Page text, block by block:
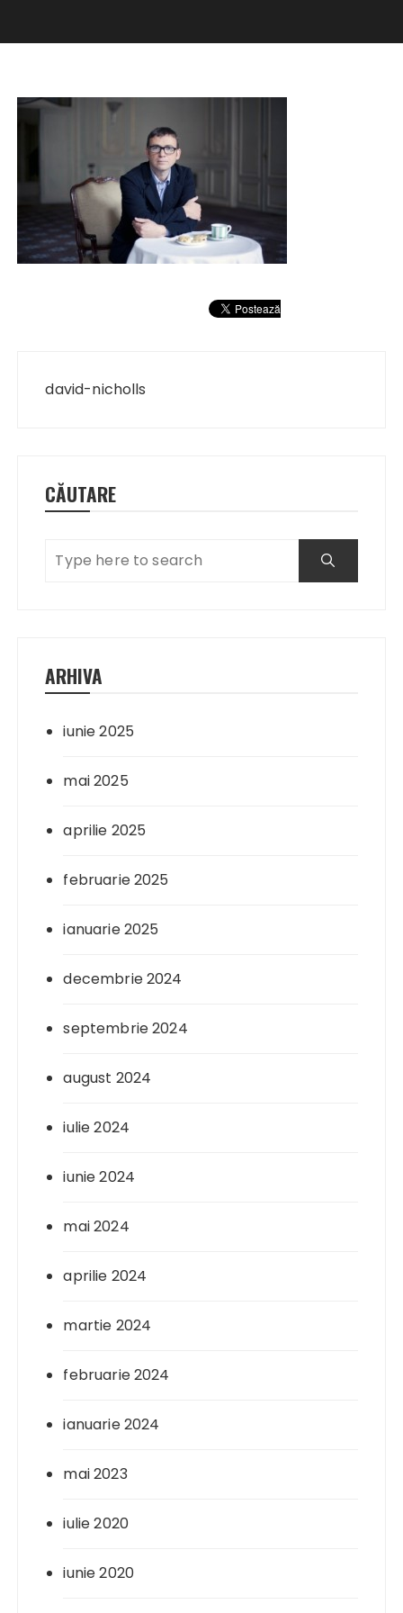
david-nicholls
CĂUTARE
ARHIVA
iunie 2025
mai 2025
aprilie 2025
februarie 2025
ianuarie 2025
decembrie 2024
septembrie 2024
august 2024
iulie 2024
iunie 2024
mai 2024
aprilie 2024
martie 2024
februarie 2024
ianuarie 2024
mai 2023
iulie 2020
iunie 2020